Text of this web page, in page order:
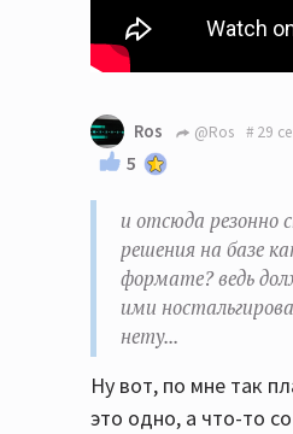
Ros @Ros 29
5
и отсюда резонно
решения на базе
формате? ведь
ими
нету...
Ну вот, по мне так
это одно, а что-то